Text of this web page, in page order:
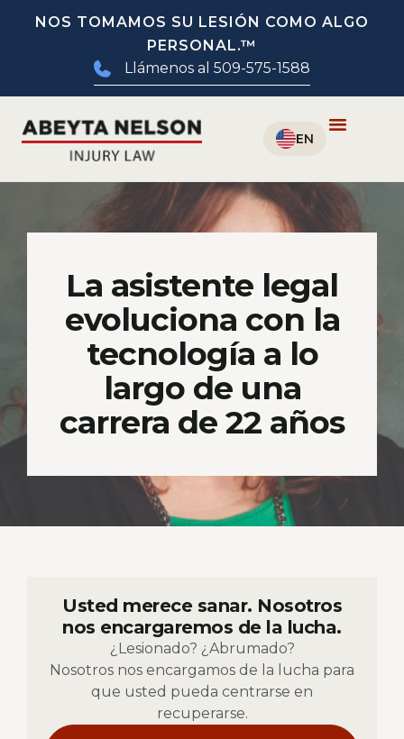
NOS TOMAMOS SU LESIÓN COMO ALGO
PERSONAL.™
Llámenos al 509-575-1588
La asistente legal
evoluciona con la
tecnología a lo
largo de una
carrera de 22 años
Usted merece sanar. Nosotros
nos encargaremos de la lucha.
¿Lesionado? ¿Abrumado?
Nosotros nos encargamos de la lucha para
que usted pueda centrarse en
recuperarse.